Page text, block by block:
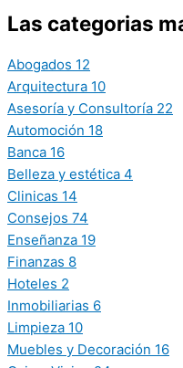
Las categorias
Abogados 12
Arquitectura 10
Asesoría y Consultoría 22
Automoción 18
Banca 16
Belleza y estética 4
Clinicas 14
Consejos 74
Enseñanza 19
Finanzas 8
Hoteles 2
Inmobiliarias 6
Limpieza 10
Muebles y Decoración 16